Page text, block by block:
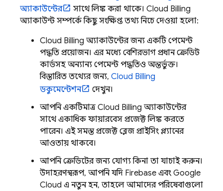
অ্যাকাউন্টের
সাথে লিঙ্ক করা থাকে। Cloud Billing
অ্যাকাউন্ট সম্পর্কে কিছু সংক্ষিপ্ত তথ্য নিচে দেওয়া হলো:
Cloud Billing অ্যাকাউন্টের জন্য একটি পেমেন্ট
পদ্ধতি প্রয়োজন। এর মধ্যে বেশিরভাগ প্রধান ক্রেডিট
কার্ডসহ অন্যান্য পেমেন্ট পদ্ধতিও অন্তর্ভুক্ত।
বিস্তারিত তথ্যের জন্য, Cloud Billing
ডকুমেন্টেশন
দেখুন।
আপনি একটিমাত্র Cloud Billing অ্যাকাউন্টের
সাথে একাধিক ফায়ারবেস প্রজেক্ট লিঙ্ক করতে
পারেন। এই সমস্ত প্রজেক্ট ব্লেজ প্রাইসিং প্ল্যানের
আওতায় থাকবে।
আপনি ক্রেডিটের জন্য যোগ্য কিনা তা যাচাই করুন।
উদাহরণস্বরূপ, আপনি যদি Firebase এবং Google
Cloud এ নতুন হন, তাহলে আমাদের পরিষেবাগুলো